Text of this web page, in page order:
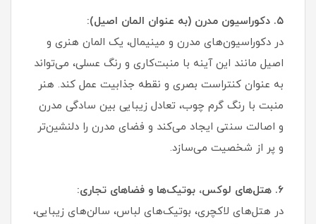
۵. دکوراسیون مدرن (به عنوان المان اصیل):
در دکوراسیون‌های مدرن و مینیمال، یک المان هنری و
اصیل مانند این آینه با منبت‌کاری و رنگ عسلی، می‌تواند
به عنوان کنتراست بصری و نقطه جذابیت عمل کند. هنر
منبت با رنگ گرم چوب، تعادل زیبایی بین سادگی مدرن
و اصالت سنتی ایجاد می‌کند و فضای مدرن را دلنشین‌تر
و پر از شخصیت می‌سازد.
۶. هتل‌های لوکس، بوتیک‌ها و فضاهای تجاری:
در هتل‌های لاکچری، بوتیک‌های لباس، سالن‌های زیبایی،